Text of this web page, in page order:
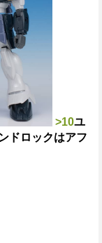
>10ユ
ドロックはアフ